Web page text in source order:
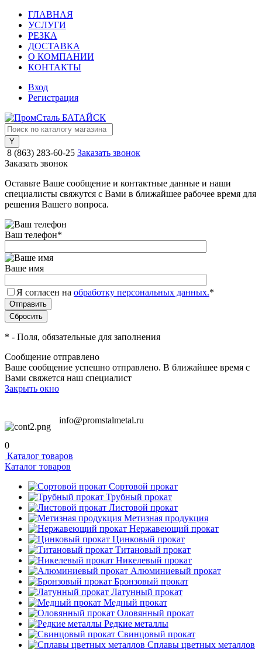
ГЛАВНАЯ
УСЛУГИ
РЕЗКА
ДОСТАВКА
О КОМПАНИИ
КОНТАКТЫ
Вход
Регистрация
8 (863) 283-60-25 Заказать звонок
Заказать звонок
Оставьте Ваше сообщение и контактные данные и наши
специалисты свяжутся с Вами в ближайшее рабочее время для
решения Вашего вопроса.
Ваш телефон*
Ваше имя
Я согласен на обработку персональных данных.*
* - Поля, обязательные для заполнения
Сообщение отправлено
Ваше сообщение успешно отправлено. В ближайшее время с
Вами свяжется наш специалист
Закрыть окно
info@promstalmetal.ru
0
Каталог товаров
Каталог товаров
Сортовой прокат
Трубный прокат
Листовой прокат
Метизная продукция
Нержавеющий прокат
Цинковый прокат
Титановый прокат
Никелевый прокат
Алюминиевый прокат
Бронзовый прокат
Латунный прокат
Медный прокат
Оловянный прокат
Редкие металлы
Свинцовый прокат
Сплавы цветных металлов